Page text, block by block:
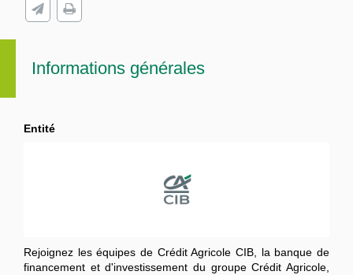
Informations générales
Entité
Rejoignez les équipes de Crédit Agricole CIB, la banque de
financement et d'investissement du groupe Crédit Agricole,